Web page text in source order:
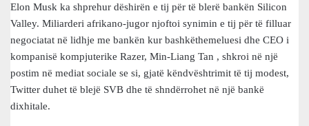
Elon Musk ka shprehur dëshirën e tij për të blerë bankën Silicon
Valley. Miliarderi afrikano-jugor njoftoi synimin e tij për të filluar
negociatat në lidhje me bankën kur bashkëthemeluesi dhe CEO i
kompanisë kompjuterike Razer, Min-Liang Tan , shkroi në një
postim në mediat sociale se si, gjatë këndvështrimit të tij modest,
Twitter duhet të blejë SVB dhe të shndërrohet në një bankë
dixhitale.